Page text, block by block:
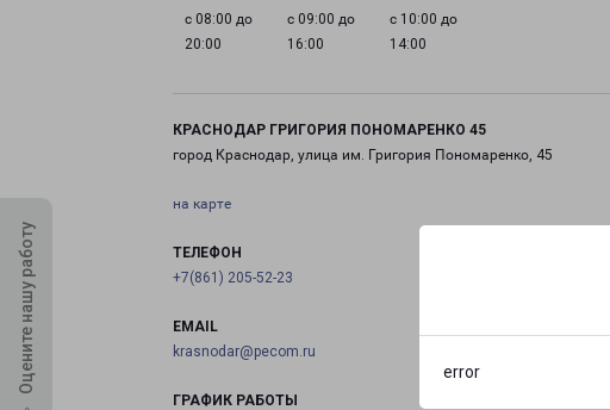
error
Оцените нашу работу
с 08:00 до
20:00
с 09:00 до
16:00
с 10:00 до
14:00
КРАСНОДАР ГРИГОРИЯ ПОНОМАРЕНКО 45
город Краснодар, улица им. Григория Пономаренко, 45
на карте
ТЕЛЕФОН
+7(861) 205-52-23
EMAIL
krasnodar@pecom.ru
ГРАФИК РАБОТЫ